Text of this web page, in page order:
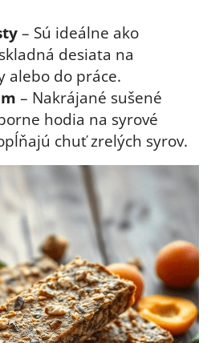
– Sú ideálne ako
desiata na
alebo do práce.
– Nakrájané sušené
hodia na syrové
chuť zrelých syrov.